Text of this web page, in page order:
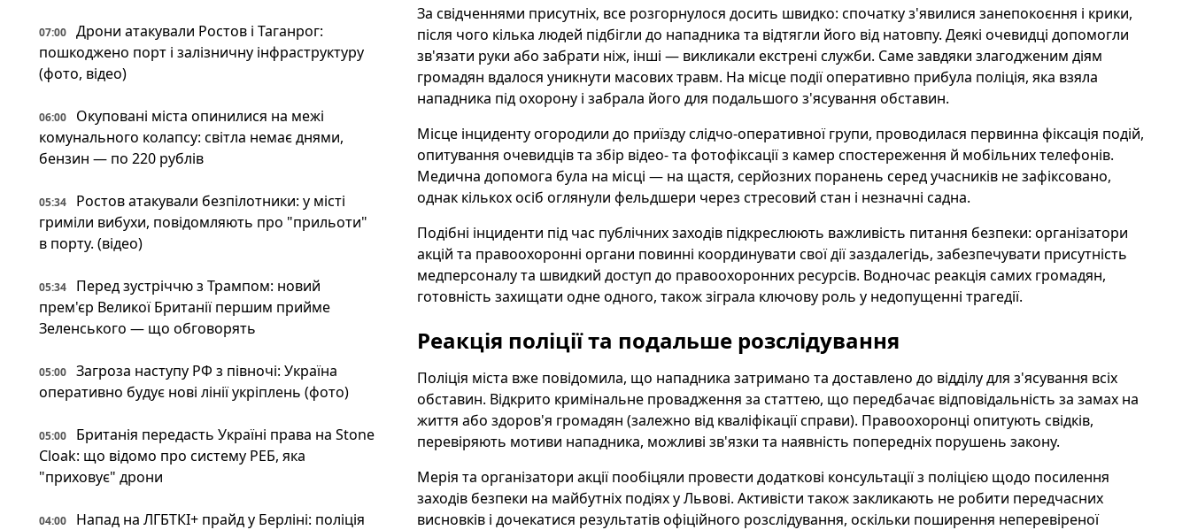
07:00
Дрони атакували Ростов і Таганрог:
пошкоджено порт і залізничну інфраструктуру
(фото, відео)
06:00
Окуповані міста опинилися на межі
комунального колапсу: світла немає днями,
бензин — по 220 рублів
05:34
Ростов атакували безпілотники: у місті
гриміли вибухи, повідомляють про "прильоти"
в порту. (відео)
05:34
Перед зустріччю з Трампом: новий
прем'єр Великої Британії першим прийме
Зеленського — що обговорять
05:00
Загроза наступу РФ з півночі: Україна
оперативно будує нові лінії укріплень (фото)
05:00
Британія передасть Україні права на Stone
Cloak: що відомо про систему РЕБ, яка
"приховує" дрони
04:00
Напад на ЛГБТКІ+ прайд у Берліні: поліція
За свідченнями присутніх, все розгорнулося досить швидко: спочатку з'явилися занепокоєння і крики,
після чого кілька людей підбігли до нападника та відтягли його від натовпу. Деякі очевидці допомогли
зв'язати руки або забрати ніж, інші — викликали екстрені служби. Саме завдяки злагодженим діям
громадян вдалося уникнути масових травм. На місце події оперативно прибула поліція, яка взяла
нападника під охорону і забрала його для подальшого з'ясування обставин.
Місце інциденту огородили до приїзду слідчо-оперативної групи, проводилася первинна фіксація подій,
опитування очевидців та збір відео- та фотофіксації з камер спостереження й мобільних телефонів.
Медична допомога була на місці — на щастя, серйозних поранень серед учасників не зафіксовано,
однак кількох осіб оглянули фельдшери через стресовий стан і незначні садна.
Подібні інциденти під час публічних заходів підкреслюють важливість питання безпеки: організатори
акцій та правоохоронні органи повинні координувати свої дії заздалегідь, забезпечувати присутність
медперсоналу та швидкий доступ до правоохоронних ресурсів. Водночас реакція самих громадян,
готовність захищати одне одного, також зіграла ключову роль у недопущенні трагедії.
Реакція поліції та подальше розслідування
Поліція міста вже повідомила, що нападника затримано та доставлено до відділу для з'ясування всіх
обставин. Відкрито кримінальне провадження за статтею, що передбачає відповідальність за замах на
життя або здоров'я громадян (залежно від кваліфікації справи). Правоохоронці опитують свідків,
перевіряють мотиви нападника, можливі зв'язки та наявність попередніх порушень закону.
Мерія та організатори акції пообіцяли провести додаткові консультації з поліцією щодо посилення
заходів безпеки на майбутніх подіях у Львові. Активісти також закликають не робити передчасних
висновків і дочекатися результатів офіційного розслідування, оскільки поширення неперевіреної